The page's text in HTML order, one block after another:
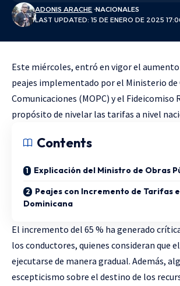
LAST UPDATED: 15 DE ENERO DE 2025
ADONIS ARACHE NACIONALES
Este miércoles, entró en vigor el
peajes implementado por el Ministerio de
Comunicaciones (MOPC) y el Fideicomiso
propósito de nivelar las tarifas a nivel
Contents
Explicación del Ministro de Obras
Peajes con Incremento de Tarifas
Dominicana
El incremento del 65 % ha generado
los conductores, quienes consideran que
ejecutarse de manera gradual. Además,
escepticismo sobre el destino de los